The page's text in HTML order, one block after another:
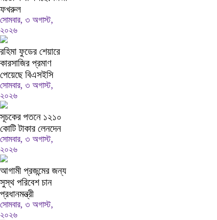
ফখরুল
সোমবার, ৩ অগাস্ট,
২০২৬
রহিমা ফুডের শেয়ারে
কারসাজির প্রমাণ
পেয়েছে বিএসইসি
সোমবার, ৩ অগাস্ট,
২০২৬
সূচকের পতনে ১২১০
কোটি টাকার লেনদেন
সোমবার, ৩ অগাস্ট,
২০২৬
আগামী প্রজন্মের জন্য
সুস্থ পরিবেশ চান
প্রধানমন্ত্রী
সোমবার, ৩ অগাস্ট,
২০২৬